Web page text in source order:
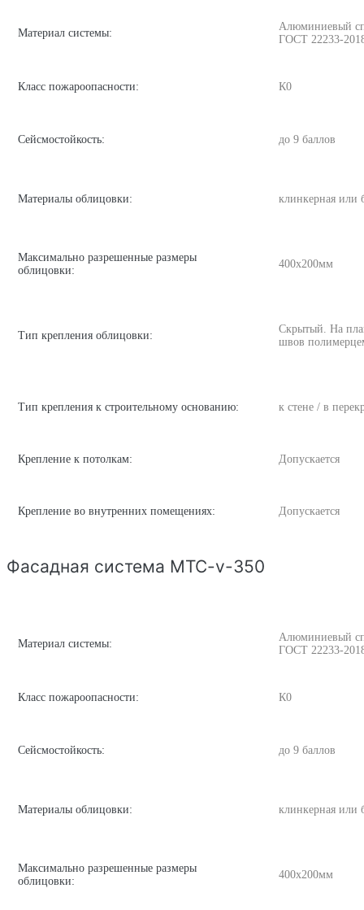
Материал системы:
Алюминиевый
ГОСТ 22233-
Класс пожароопасности: К0
Сейсмостойкость: до 9 баллов
Материалы облицовки: клинкерная или
Максимально разрешенные размеры
облицовки:
400х200мм
Тип крепления облицовки:
Скрытый. На
швов
Тип крепления к строительному основанию: к стене / в
Крепление к потолкам: Допускается
Крепление во внутренних помещениях: Допускается
Фасадная система MTC-v-350
Материал системы:
Алюминиевый
ГОСТ 22233-
Класс пожароопасности: К0
Сейсмостойкость: до 9 баллов
Материалы облицовки: клинкерная или
Максимально разрешенные размеры
облицовки:
400х200мм